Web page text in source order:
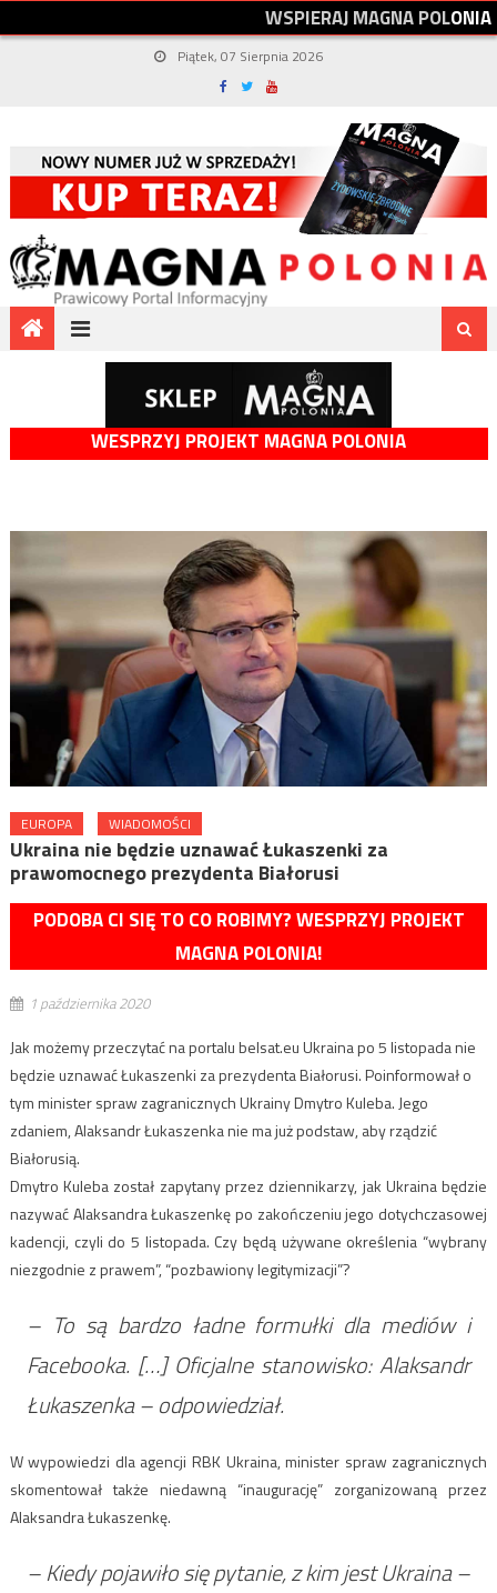
WSPIERAJMAGNAPOLONIA
Piątek, 07 Sierpnia 2026
WESPRZYJ PROJEKT MAGNA POLONIA
EUROPA WIADOMOŚCI
Ukraina nie będzie uznawać Łukaszenki za
prawomocnego prezydenta Białorusi
PODOBA CI SIĘ TO CO ROBIMY? WESPRZYJ PROJEKT
MAGNA POLONIA!
1 października 2020
Jak możemy przeczytać na portalu belsat.eu Ukraina po 5 listopada nie
będzie uznawać Łukaszenki za prezydenta Białorusi. Poinformował o
tym minister spraw zagranicznych Ukrainy Dmytro Kuleba. Jego
zdaniem, Alaksandr Łukaszenka nie ma już podstaw, aby rządzić
Białorusią.
Dmytro Kuleba został zapytany przez dziennikarzy, jak Ukraina będzie
nazywać Alaksandra Łukaszenkę po zakończeniu jego dotychczasowej
kadencji, czyli do 5 listopada. Czy będą używane określenia “wybrany
niezgodnie z prawem”, “pozbawiony legitymizacji”?
– To są bardzo ładne formułki dla mediów i
Facebooka. […] Oficjalne stanowisko: Alaksandr
Łukaszenka – odpowiedział.
W wypowiedzi dla agencji RBK Ukraina, minister spraw zagranicznych
skomentował także niedawną “inaugurację” zorganizowaną przez
Alaksandra Łukaszenkę.
– Kiedy pojawiło się pytanie, z kim jest Ukraina –